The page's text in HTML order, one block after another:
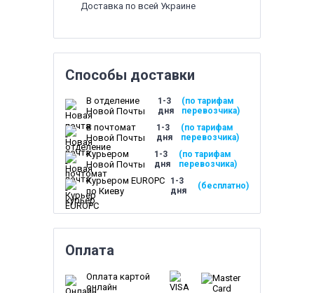
Доставка по всей Украине
Способы доставки
В отделение
Новой Почты
1-3
дня
(по тарифам
перевозчика)
В почтомат
Новой Почты
1-3
дня
(по тарифам
перевозчика)
Курьером
Новой Почты
1-3
дня
(по тарифам
перевозчика)
Курьером EUROPC
по Киеву
1-3
дня
(бесплатно)
Оплата
Оплата картой
онлайн